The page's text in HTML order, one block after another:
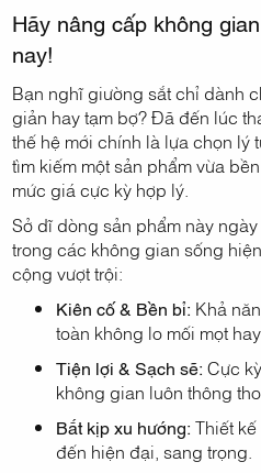
Hãy nâng cấp không
nay!
Bạn nghĩ giường sắt chỉ dành
giản hay tạm bợ? Đã đến lúc
thế hệ mới chính là lựa chọn lý
tìm kiếm một sản phẩm vừa
mức giá cực kỳ hợp lý.
Sở dĩ dòng sản phẩm này
trong các không gian sống
cộng vượt trội:
Kiên cố & Bền bỉ: Khả
toàn không lo mối mọt
Tiện lợi & Sạch sẽ:Cực
không gian luôn thông
Bắt kịp xu hướng:Thiết
đến hiện đại, sang trọng.